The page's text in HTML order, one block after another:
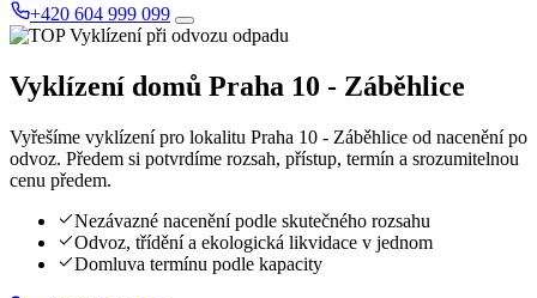
+420 604 999 099
Vyklízení domů Praha 10 - Záběhlice
Vyřešíme vyklízení pro lokalitu Praha 10 - Záběhlice od nacenění po
odvoz. Předem si potvrdíme rozsah, přístup, termín a srozumitelnou
cenu předem.
Nezávazné nacenění podle skutečného rozsahu
Odvoz, třídění a ekologická likvidace v jednom
Domluva termínu podle kapacity